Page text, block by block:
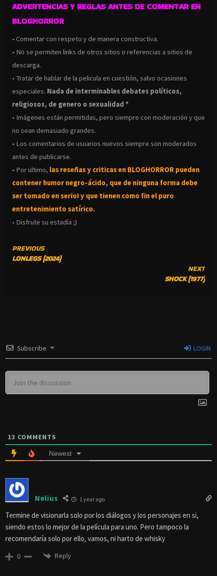
ADVERTENCIAS Y REGLAS ANTES DE COMENTAR EN
BLOGHORROR
• Comentar con respeto y de manera constructiva.
• No se permiten links de otros sitios o referencias a sitios de
descarga.
• Tratar de hablar de la pelicula en cuestión, salvo ocasiones
especiales. Nada de interminables debates políticos,
religiosos, de genero o sexualidad *
• Imágenes están permitidas, pero siempre con moderación y que
no sean demasiado grandes.
• Los comentarios de usuarios nuevos siempre son moderados
antes de publicarse.
• Por ultimo, las reseñas y criticas en BLOGHORROR pueden
contener humor negro-ácido, que de ninguna forma debe
ser tomado en serio! y que tienen como fin el puro
entretenimiento satírico.
• Disfrute su estadía ;)
CONTINUE
READING
PREVIOUS
LONLEGS (2024)
NEXT
SHOCK (1977)
Subscribe LOGIN
13 COMMENTS
Newest
Nelius 1 year ago
Termine de visionarla solo por los diálogos y los personajes en si,
siendo estos lo mejor de la película para uno. Pero tampoco la
recomendaría solo por ello, vamos, ni harto de whisky
0 Reply